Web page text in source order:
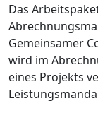
Das
Gemeinsamer
wird im
eines Projekts